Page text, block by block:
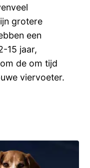
grotere
een
15 jaar,
de om tijd
viervoeter.